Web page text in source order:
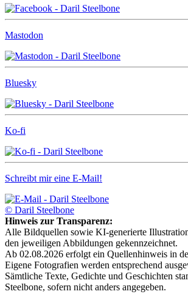
Mastodon
Bluesky
Ko-fi
Schreibt mir eine E-Mail!
© Daril Steelbone
Hinweis zur Transparenz:
Alle Bildquellen sowie KI-generierte
den jeweiligen Abbildungen gekennzeichnet.
Ab 02.08.2026 erfolgt ein Quellenhinweis in
Eigene Fotografien werden entsprechend
Sämtliche Texte, Gedichte und Geschichten
Steelbone, sofern nicht anders angegeben.